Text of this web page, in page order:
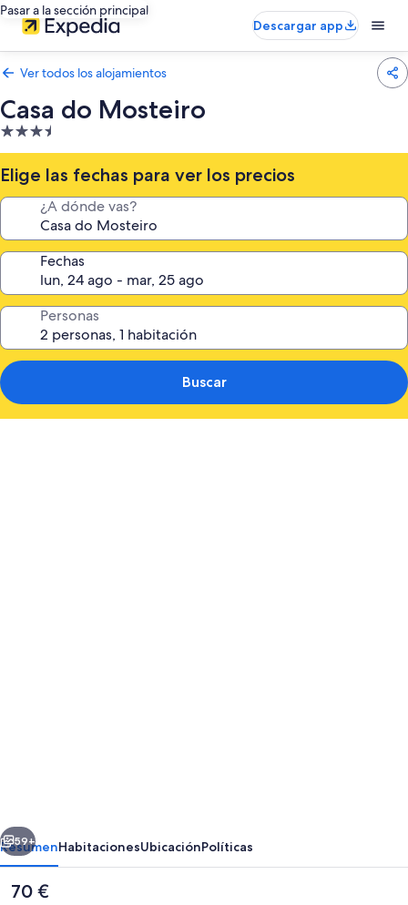
Pasar a la sección principal
Descargar app
Ver todos los alojamientos
Casa do Mosteiro
Alojamiento
de
3.5 estrellas
Elige las fechas para ver los precios
¿A dónde vas?
Fechas
Personas
Buscar
Siguiente
59+
ResumenHabitacionesUbicaciónPolíticas
El
70 €